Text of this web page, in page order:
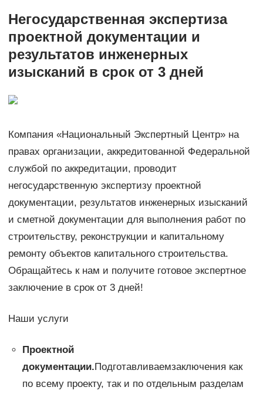
Негосударственная экспертиза
проектной документации и
результатов инженерных
изысканий в срок от 3 дней
Компания «Национальный Экспертный Центр» на
правах организации, аккредитованной Федеральной
службой по аккредитации, проводит
негосударственную экспертизу проектной
документации, результатов инженерных изысканий
и сметной документации для выполнения работ по
строительству, реконструкции и капитальному
ремонту объектов капитального строительства.
Обращайтесь к нам и получите готовое экспертное
заключение в срок от 3 дней!
Наши услуги
Проектной
документации.Подготавливаемзаключения как
по всему проекту, так и по отдельным разделам